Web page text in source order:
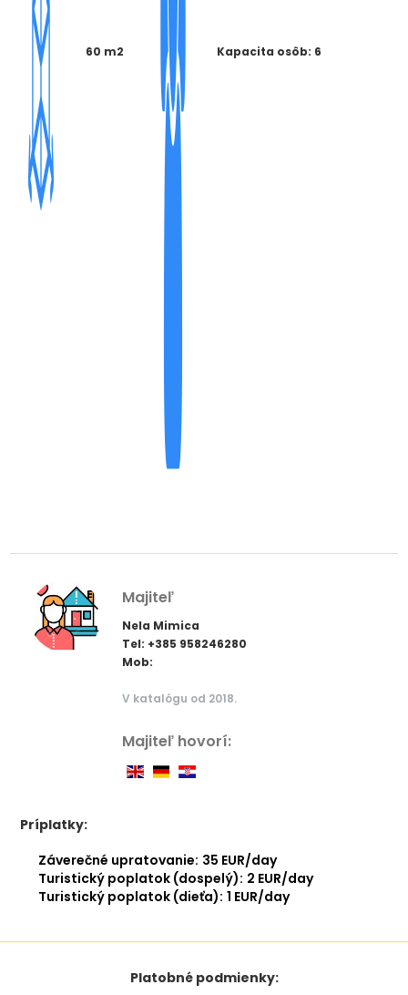
60 m2 Kapacita osôb: 6
Majiteľ
Nela Mimica
Tel: +385 958246280
Mob:
V katalógu od 2018.
Majiteľ hovorí:
Príplatky:
Záverečné upratovanie: 35 EUR/day
Turistický poplatok (dospelý): 2 EUR/day
Turistický poplatok (dieťa): 1 EUR/day
Platobné podmienky: